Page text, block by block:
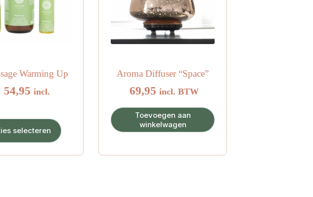
Warming Up
54,95 Prijsklasse:
€ 54,95
incl.
selecteren
product
heeft
variaties.
Aroma Diffuser “Space”
69,95 incl. BTW
Toevoegen aan
winkelwagen